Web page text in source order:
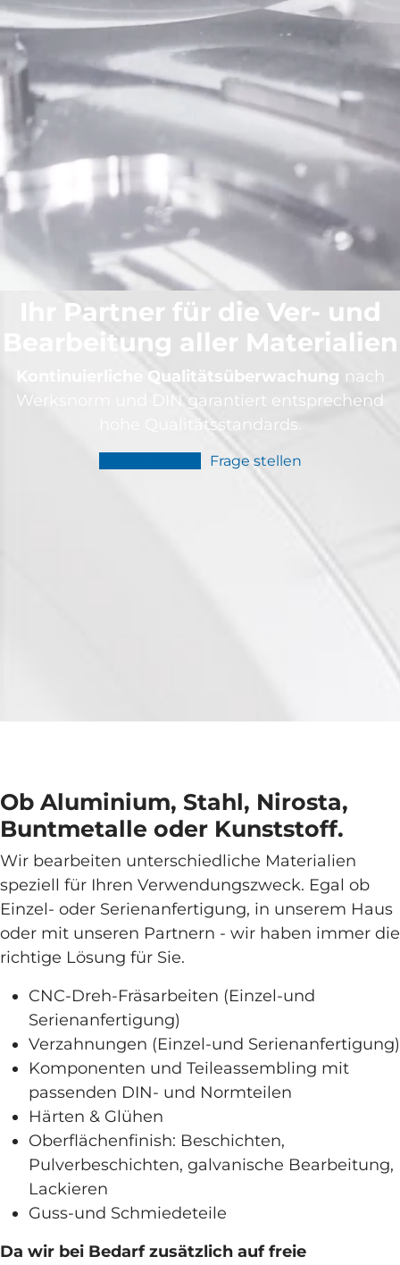
Ihr Partner für die Ver- und
Bearbeitung aller Materialien
Kontinuierliche Qualitätsüberwachung nach
Werksnorm und DIN garantiert entsprechend
hohe Qualitätsstandards.
Frage stellen
Ob Aluminium, Stahl, Nirosta,
Buntmetalle oder Kunststoff.
Wir bearbeiten unterschiedliche Materialien
speziell für Ihren Verwendungszweck. Egal ob
Einzel- oder Serienanfertigung, in unserem Haus
oder mit unseren Partnern - wir haben immer die
richtige Lösung für Sie.
CNC-Dreh-Fräsarbeiten (Einzel-und
Serienanfertigung)
Verzahnungen (Einzel-und Serienanfertigung)
Komponenten und Teileassembling mit
passenden DIN- und Normteilen
Härten & Glühen
Oberflächenfinish: Beschichten,
Pulverbeschichten, galvanische Bearbeitung,
Lackieren
Guss-und Schmiedeteile
Da wir bei Bedarf zusätzlich auf freie